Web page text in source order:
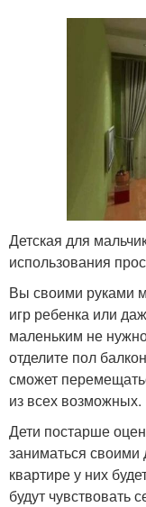
Детская для
использования
Вы своими руками
игр ребенка или
маленьким не
отделите пол
сможет
из всех возможных.
Дети постарше
заниматься
квартире у них
будут чувствовать